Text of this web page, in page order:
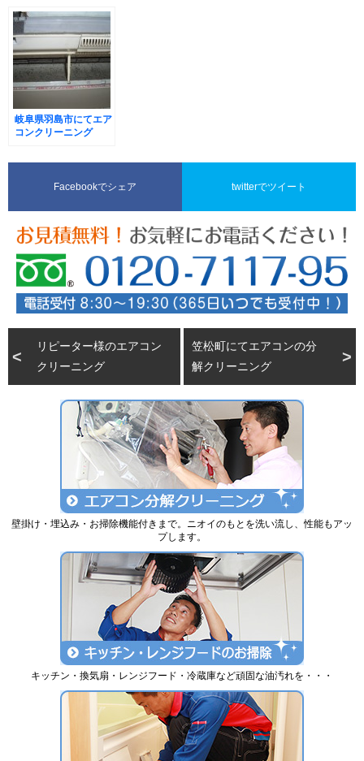
岐阜県羽島市にてエア
コンクリーニング
Facebookでシェア twitterでツイート
リピーター様のエアコン
クリーニング
笠松町にてエアコンの分
解クリーニング
壁掛け・埋込み・お掃除機能付きまで。ニオイのもとを洗い流し、性能もアッ
プします。
キッチン・換気扇・レンジフード・冷蔵庫など頑固な油汚れを・・・